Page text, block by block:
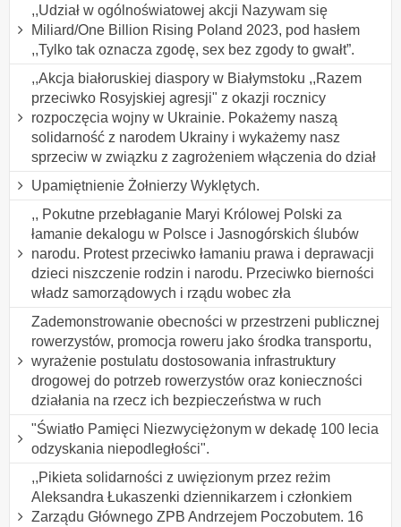
,,Udział w ogólnoświatowej akcji Nazywam się
Miliard/One Billion Rising Poland 2023, pod hasłem
,,Tylko tak oznacza zgodę, sex bez zgody to gwałt”.
,,Akcja białoruskiej diaspory w Białymstoku ,,Razem
przeciwko Rosyjskiej agresji" z okazji rocznicy
rozpoczęcia wojny w Ukrainie. Pokażemy naszą
solidarność z narodem Ukrainy i wykażemy nasz
sprzeciw w związku z zagrożeniem włączenia do dział
Upamiętnienie Żołnierzy Wyklętych.
,, Pokutne przebłaganie Maryi Królowej Polski za
łamanie dekalogu w Polsce i Jasnogórskich ślubów
narodu. Protest przeciwko łamaniu prawa i deprawacji
dzieci niszczenie rodzin i narodu. Przeciwko bierności
władz samorządowych i rządu wobec zła
Zademonstrowanie obecności w przestrzeni publicznej
rowerzystów, promocja roweru jako środka transportu,
wyrażenie postulatu dostosowania infrastruktury
drogowej do potrzeb rowerzystów oraz konieczności
działania na rzecz ich bezpieczeństwa w ruch
"Światło Pamięci Niezwyciężonym w dekadę 100 lecia
odzyskania niepodległości".
,,Pikieta solidarności z uwięzionym przez reżim
Aleksandra Łukaszenki dziennikarzem i członkiem
Zarządu Głównego ZPB Andrzejem Poczobutem. 16